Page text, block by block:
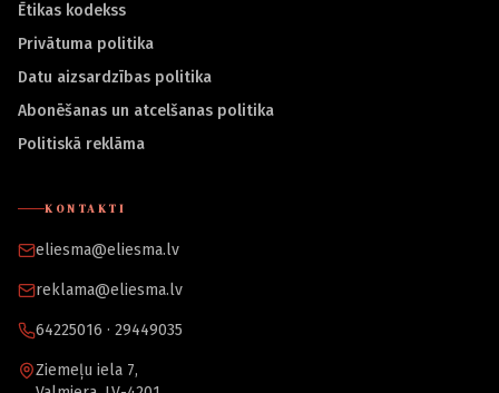
Ētikas kodekss
Privātuma politika
Datu aizsardzības politika
Abonēšanas un atcelšanas politika
Politiskā reklāma
KONTAKTI
eliesma@eliesma.lv
reklama@eliesma.lv
64225016 · 29449035
Ziemeļu iela 7,